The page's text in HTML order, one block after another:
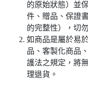
的原始狀態）並
件、贈品、保證
的完整性），切
如商品是屬於易
品、客製化商品
護法之規定，將
理退貨。